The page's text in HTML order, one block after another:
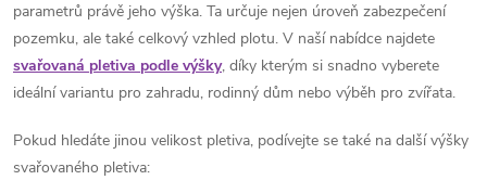
parametrů právě jeho výška. Ta určuje nejen úroveň zabezpečení
pozemku, ale také celkový vzhled plotu. V naší nabídce najdete
svařovaná pletiva podle výšky, díky kterým si snadno vyberete
ideální variantu pro zahradu, rodinný dům nebo výběh pro zvířata.
Pokud hledáte jinou velikost pletiva, podívejte se také na další výšky
svařovaného pletiva: